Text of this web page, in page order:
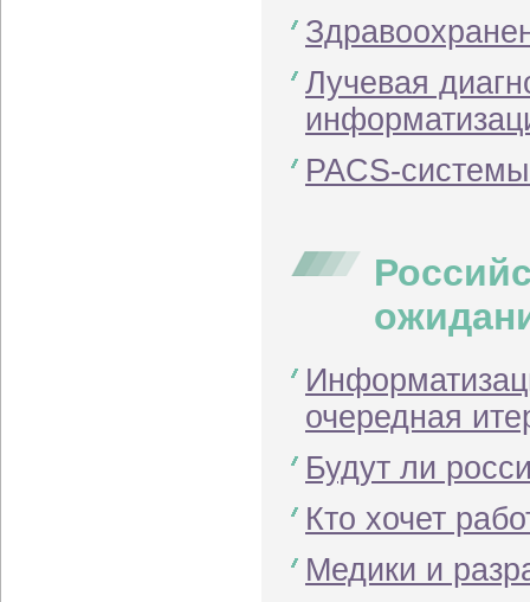
Лучевая
PACS-
очередная
Будут ли
Кто хочет
Медики и